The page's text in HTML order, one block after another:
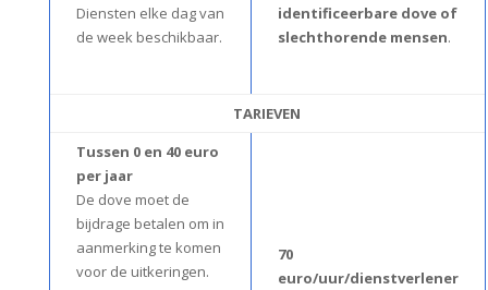
Diensten elke dag van
de week beschikbaar.
identificeerbare dove of
slechthorende mensen.
TARIEVEN
Tussen 0 en 40 euro
per jaar
De dove moet de
bijdrage betalen om in
aanmerking te komen
voor de uitkeringen.
70
euro/uur/dienstverlener